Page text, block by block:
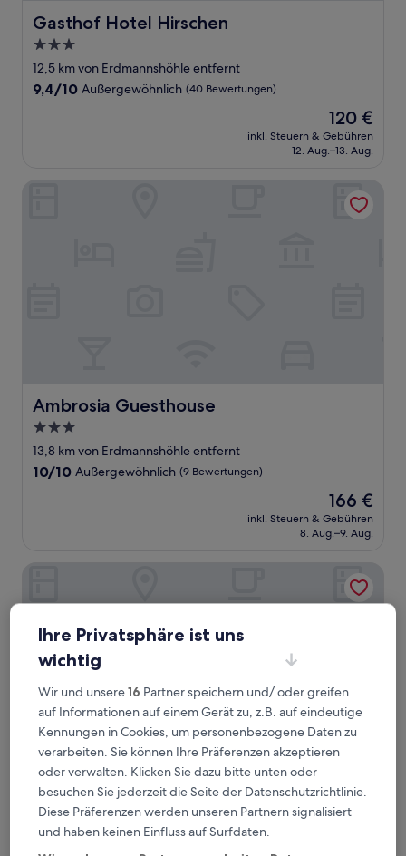
Gasthof Hotel Hirschen
Gasthof Hotel Hirschen
3.0-
Sterne-
Unterkunft
12,5 km von Erdmannshöhle entfernt
9.4
9,4/10 Außergewöhnlich (40 Bewertungen)
Der
Preis
beträgt
120 €
inkl. Steuern & Gebühren
12. Aug.–13. Aug.
Ambrosia Guesthouse
Ambrosia Guesthouse
3.0-
Sterne-
Unterkunft
13,8 km von Erdmannshöhle entfernt
10.0
10/10 Außergewöhnlich (9 Bewertungen)
Der
Preis
beträgt
166 €
inkl. Steuern & Gebühren
8. Aug.–9. Aug.
Hotel - Landgasthof zum Pflug
Hotel - Landgasthof zum Pflug
3.0-
Sterne-
14 km von Erdmannshöhle entfernt
9.8
Ihre Privatsphäre ist uns
wichtig
Wir und unsere16 Partner speichern und/ oder greifen
auf Informationen auf einem Gerät zu, z.B. auf eindeutige
Kennungen in Cookies, um personenbezogene Daten zu
verarbeiten. Sie können Ihre Präferenzen akzeptieren
oder verwalten. Klicken Sie dazu bitte unten oder
besuchen Sie jederzeit die Seite der Datenschutzrichtlinie.
Diese Präferenzen werden unseren Partnern signalisiert
und haben keinen Einfluss auf Surfdaten.